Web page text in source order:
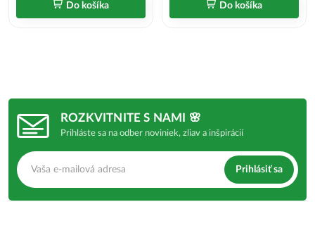
Do košíka Do košíka
ROZKVITNITE S NAMI 🌸
Prihláste sa na odber noviniek, zliav a inšpirácií
Prihlásiť sa